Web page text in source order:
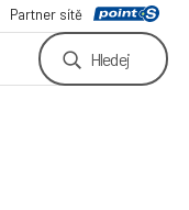
Partner sítě
Hledej